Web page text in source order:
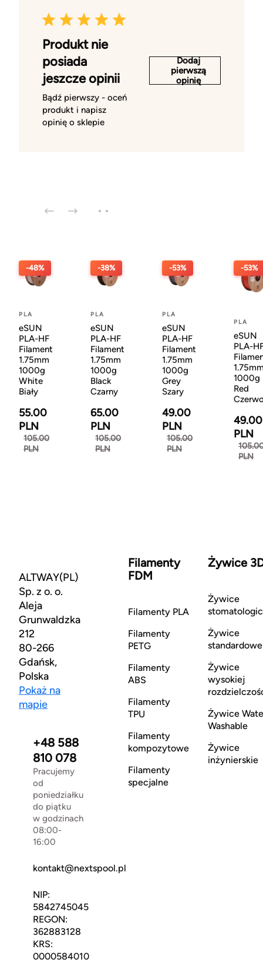
Produkt nie
posiada
jeszcze opinii
Bądź pierwszy - oceń
produkt i napisz
opinię o sklepie
Dodaj
pierwszą
opinię
-48%
PLA
eSUN
PLA-HF
Filament
1.75mm
1000g
White
Biały
55.00
PLN
105.00
PLN
-38%
PLA
eSUN
PLA-HF
Filament
1.75mm
1000g
Black
Czarny
65.00
PLN
105.00
PLN
-53%
PLA
eSUN
PLA-HF
Filament
1.75mm
1000g
Grey
Szary
49.00
PLN
105.00
PLN
-53%
PLA
eSUN
PLA-
1000g
Red
49.00
PLN
PLN
ALTWAY(PL)
Sp. z o. o.
Aleja
Grunwaldzka
212
80-266
Gdańsk,
Polska
Pokaż na
mapie
+48 588
810 078
Pracujemy
od
poniedziałku
do piątku
w godzinach
08:00-
16:00
kontakt@nextspool.pl
NIP:
5842745045
REGON:
362883128
KRS:
0000584010
Filamenty
FDM
Filamenty PLA
Filamenty
PETG
Filamenty
ABS
Filamenty
TPU
Filamenty
kompozytowe
Filamenty
specjalne
Żywice
Żywice
Żywice
standardowe
Żywice
wysokiej
Żywice
Washable
Żywice
inżynierskie